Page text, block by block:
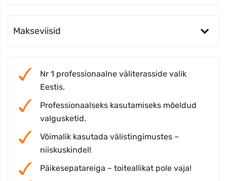
Makseviisid
Nr 1 professionaalne väliterasside valik
Eestis.
Professionaalseks kasutamiseks mõeldud
valgusketid.
Võimalik kasutada välistingimustes –
niiskuskindel!
Päikesepatareiga – toiteallikat pole vaja!